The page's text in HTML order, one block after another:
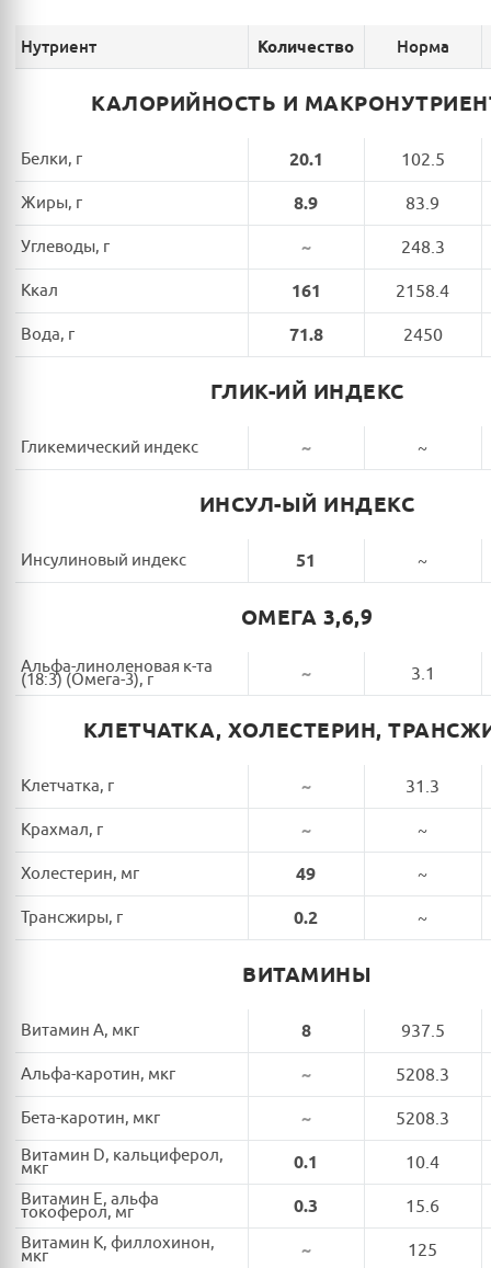
Нутриент Количество Норма
КАЛОРИЙНОСТЬ И
Белки, г 20.1 102.5
Жиры, г 8.9 83.9
Углеводы, г ~ 248.3
Ккал 161 2158.4
Вода, г 71.8 2450
ГЛИК-ИЙ ИНДЕКС
Гликемический индекс ~ ~
ИНСУЛ-ЫЙ ИНДЕКС
Инсулиновый индекс 51 ~
ОМЕГА 3,6,9
Альфа-линоленовая к-та
(18:3) (Омега-3), г ~ 3.1
КЛЕТЧАТКА, ХОЛЕСТЕРИН,
Клетчатка, г ~ 31.3
Крахмал, г ~ ~
Холестерин, мг 49 ~
Трансжиры, г 0.2 ~
ВИТАМИНЫ
Витамин A, мкг 8 937.5
Альфа-каротин, мкг ~ 5208.3
Бета-каротин, мкг ~ 5208.3
Витамин D, кальциферол,
мкг 0.1 10.4
Витамин E, альфа
токоферол, мг 0.3 15.6
Витамин K, филлохинон,
мкг ~ 125